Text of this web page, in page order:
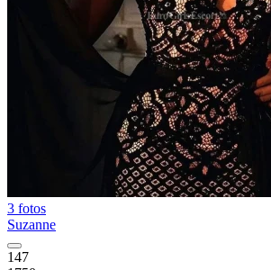
3 fotos
Suzanne
147